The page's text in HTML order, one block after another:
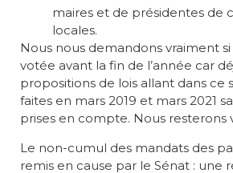
maires et de présidentes de
locales.
Nous nous demandons vraiment si
votée avant la fin de l’année car
propositions de lois allant dans ce
faites en mars 2019 et mars 2021
prises en compte. Nous resterons
Le non-cumul des mandats des
remis en cause par le Sénat : une